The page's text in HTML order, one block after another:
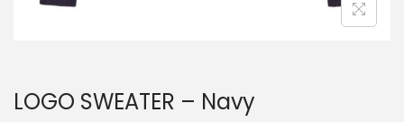
LOGO SWEATER – Navy